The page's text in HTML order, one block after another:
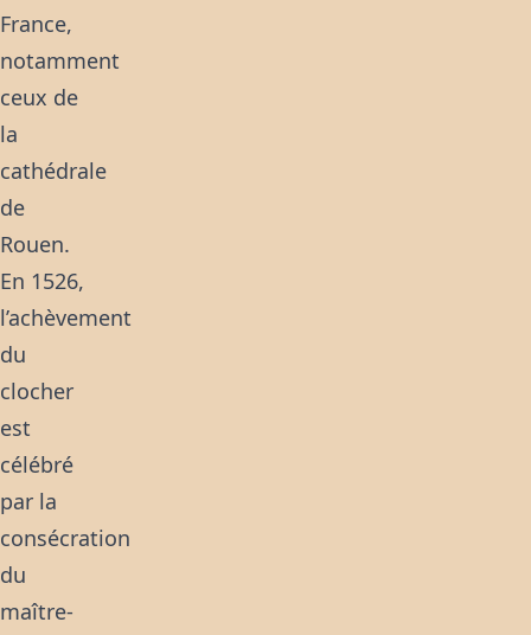
France,
notamment
ceux de
la
cathédrale
de
Rouen.
En 1526,
l’achèvement
du
clocher
est
célébré
par la
consécration
du
maître-